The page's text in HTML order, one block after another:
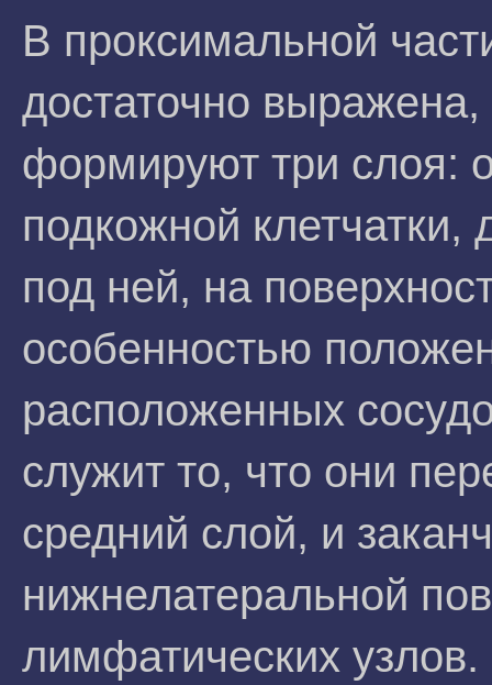
В проксимальной
достаточно
формируют три слоя:
подкожной клетчатки,
под ней, на
особенностью
расположенных
служит то, что они
средний слой, и
нижнелатеральной
лимфатических узлов.